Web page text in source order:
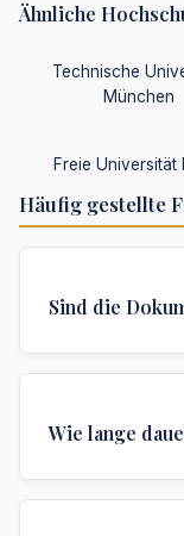
Ähnliche
Technische
München
Freie Universität
Häufig gestellte
Sind die
Wie lange